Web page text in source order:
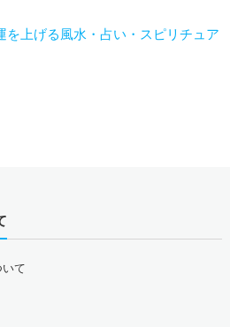
を上げる風水・占い・スピリチュア
いて